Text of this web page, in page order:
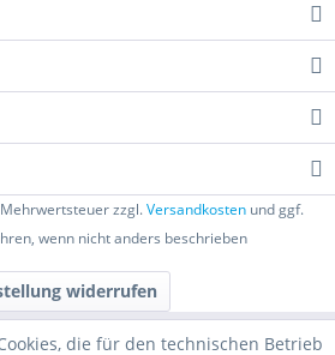
zzgl.Versandkosten und ggf.
wenn nicht anders beschrieben
widerrufen
die für den technischen Betrieb